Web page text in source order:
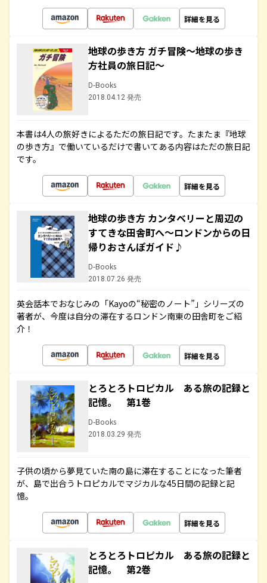
詳細を見る
地球の歩き方 ガチ冒険～地球の歩き
方社員の旅日記～
D-Books
2018.04.12 発売
本書は4人の旅好きによるただの旅日記です。たまたま『地球
の歩き方』で働いているだけで書いてある内容はただの旅日記
です。
詳細を見る
地球の歩き方 カンタベリーと周辺の
すてきな田舎町へ～ロンドンからの日
帰りおさんぽガイド♪
D-Books
2018.07.26 発売
英会話本でおなじみの「Kayoの“秘密のノート”」シリーズの
著者が、今度は自分の滞在するロンドン南東の田舎町をご紹
介！
詳細を見る
とろとろトロピカル ある旅の記録と
記憶。 第1巻
D-Books
2018.03.29 発売
子供の頃から夢見ていた南の島に滞在することになった筆者
が、島で出合うトロピカルでマジカルな45日間の記録と記
憶。
詳細を見る
とろとろトロピカル ある旅の記録と
記憶。 第2巻